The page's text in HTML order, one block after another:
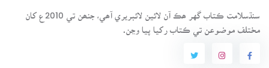
سنڌسلامت ڪتاب گهر ھڪ آن لائين لائبريري آھي، جنھن تي 2010ع کان
مختلف موضوعن تي ڪتاب رکيا پيا وڃن.